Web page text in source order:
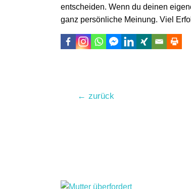
entscheiden. Wenn du deinen
ganz persönliche Meinung. Viel
Beitragsnavigation
← zurück